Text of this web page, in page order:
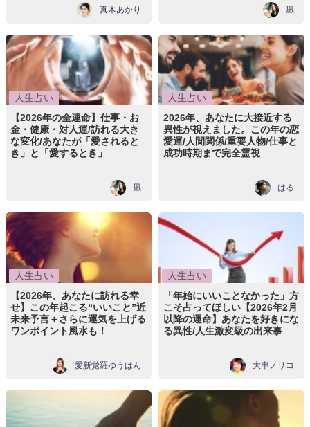
真木あかり 凪
人生占い
【2026年の全運命】仕事・お
金・健康・対人運/訪れる大き
な変化/あなたが「愛されると
き」と「愛するとき」
凪
人生占い
2026年、あなたに大接近する
異性が視えました。この年の恋
愛運/人間関係/重要人物/仕事と
成功時期まで完全霊視
はる
人生占い
【2026年、あなたに訪れる幸
せ】この年起こる“いいこと”近
未来予言＋さらに運気を上げる
ワンポイント風水も！
愛新覚羅ゆうはん
人生占い
「年始にいいことなかった」方
こそ占ってほしい【2026年2月
以降の運命】あなたを好きにな
る異性/人生激変級の出来事
大串ノリコ